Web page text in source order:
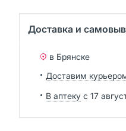
Доставка и
в Брянске
Доставим
В аптеку с 17